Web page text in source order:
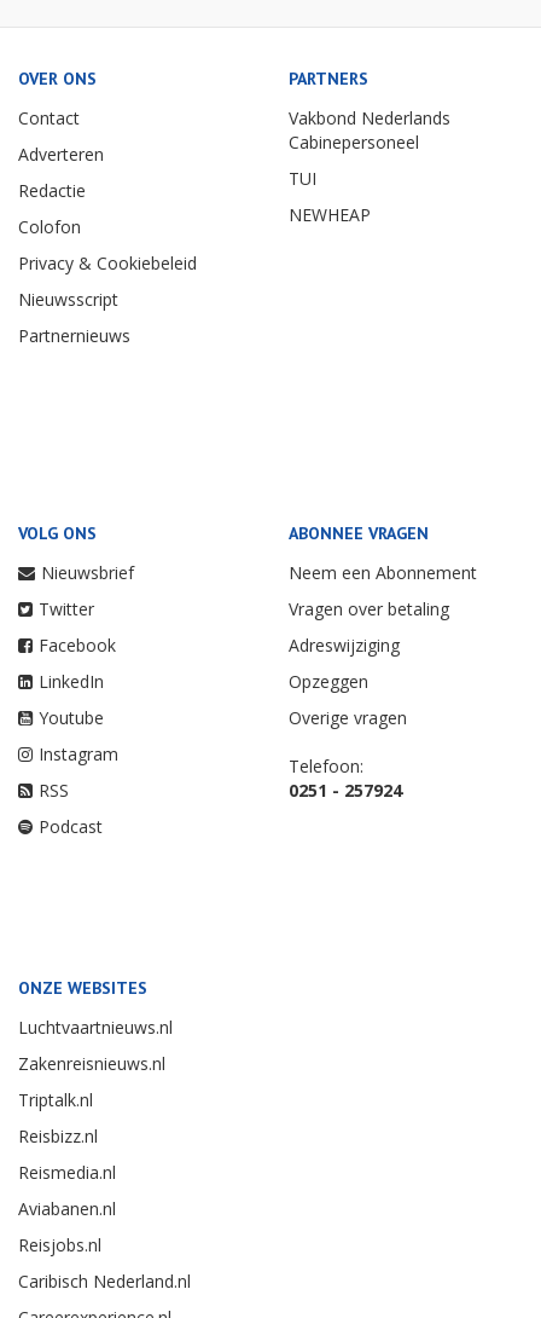
OVER ONS
Contact
Adverteren
Redactie
Colofon
Privacy & Cookiebeleid
Nieuwsscript
Partnernieuws
PARTNERS
Vakbond Nederlands
Cabinepersoneel
TUI
NEWHEAP
VOLG ONS
Nieuwsbrief
Twitter
Facebook
LinkedIn
Youtube
Instagram
RSS
Podcast
ABONNEE VRAGEN
Neem een Abonnement
Vragen over betaling
Adreswijziging
Opzeggen
Overige vragen
Telefoon:
0251 - 257924
ONZE WEBSITES
Luchtvaartnieuws.nl
Zakenreisnieuws.nl
Triptalk.nl
Reisbizz.nl
Reismedia.nl
Aviabanen.nl
Reisjobs.nl
Caribisch Nederland.nl